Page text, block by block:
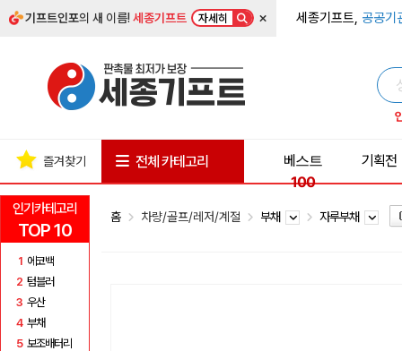
기프트인포의 새 이름!세종기프트 자세히 × 세종기프트, 공공기
인기카테고리
TOP 10
1 에코백
2 텀블러
3 우산
4 부채
5 보조배터리
즐겨찾기 전체 카테고리
베스트
100
기획전
홈 차량/골프/레저/계절 부채 자루부채